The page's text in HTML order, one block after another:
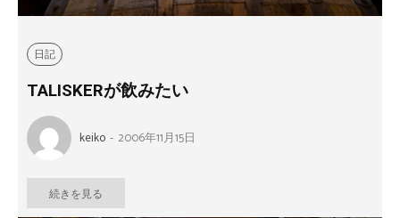
日記
TALISKERが飲みたい
keiko - 2006年11月15日
続きを見る